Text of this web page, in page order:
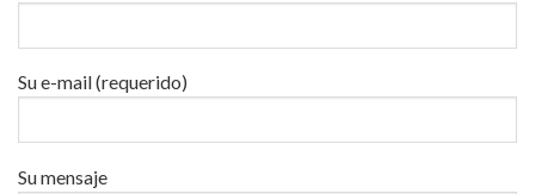
Su e-mail (requerido)
Su mensaje